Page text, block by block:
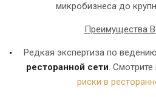
микробизнеса до
Преимущества
Редкая экспертиза по
ресторанной сети.
риски в